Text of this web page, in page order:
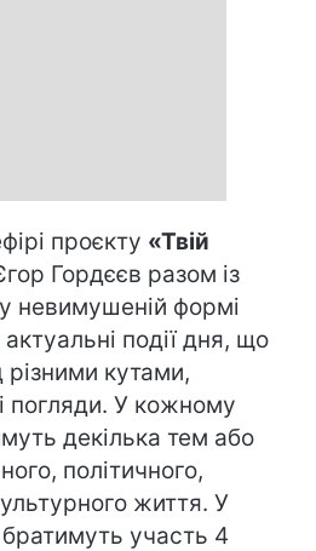
проєкту «Твій
Гордєєв разом із
невимушеній формі
події дня, що
різними кутами,
погляди. У кожному
декілька тем або
політичного,
життя. У
участь 4